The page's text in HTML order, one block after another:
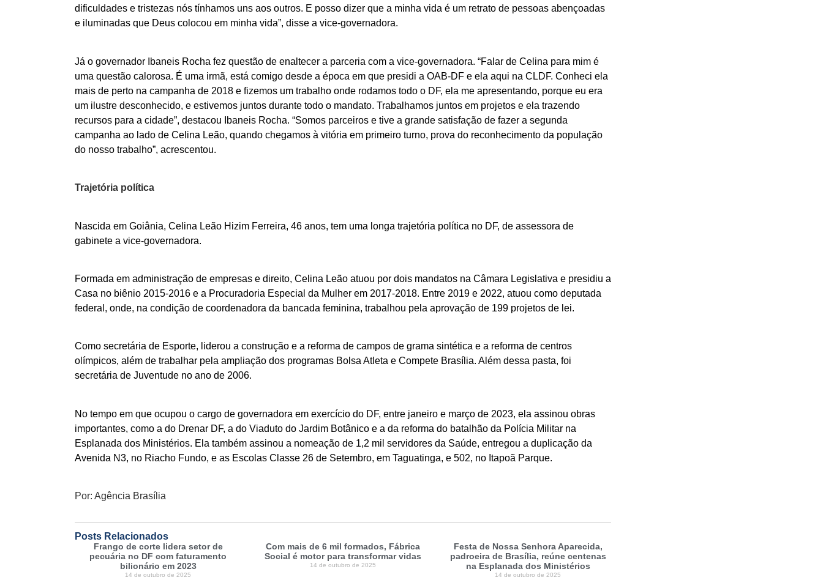
dificuldades e tristezas nós tínhamos uns aos outros. E posso dizer que a minha vida é um retrato de pessoas abençoadas
e iluminadas que Deus colocou em minha vida”, disse a vice-governadora.
Já o governador Ibaneis Rocha fez questão de enaltecer a parceria com a vice-governadora. “Falar de Celina para mim é
uma questão calorosa. É uma irmã, está comigo desde a época em que presidi a OAB-DF e ela aqui na CLDF. Conheci ela
mais de perto na campanha de 2018 e fizemos um trabalho onde rodamos todo o DF, ela me apresentando, porque eu era
um ilustre desconhecido, e estivemos juntos durante todo o mandato. Trabalhamos juntos em projetos e ela trazendo
recursos para a cidade”, destacou Ibaneis Rocha. “Somos parceiros e tive a grande satisfação de fazer a segunda
campanha ao lado de Celina Leão, quando chegamos à vitória em primeiro turno, prova do reconhecimento da população
do nosso trabalho”, acrescentou.
Trajetória política
Nascida em Goiânia, Celina Leão Hizim Ferreira, 46 anos, tem uma longa trajetória política no DF, de assessora de
gabinete a vice-governadora.
Formada em administração de empresas e direito, Celina Leão atuou por dois mandatos na Câmara Legislativa e presidiu a
Casa no biênio 2015-2016 e a Procuradoria Especial da Mulher em 2017-2018. Entre 2019 e 2022, atuou como deputada
federal, onde, na condição de coordenadora da bancada feminina, trabalhou pela aprovação de 199 projetos de lei.
Como secretária de Esporte, liderou a construção e a reforma de campos de grama sintética e a reforma de centros
olímpicos, além de trabalhar pela ampliação dos programas Bolsa Atleta e Compete Brasília. Além dessa pasta, foi
secretária de Juventude no ano de 2006.
No tempo em que ocupou o cargo de governadora em exercício do DF, entre janeiro e março de 2023, ela assinou obras
importantes, como a do Drenar DF, a do Viaduto do Jardim Botânico e a da reforma do batalhão da Polícia Militar na
Esplanada dos Ministérios. Ela também assinou a nomeação de 1,2 mil servidores da Saúde, entregou a duplicação da
Avenida N3, no Riacho Fundo, e as Escolas Classe 26 de Setembro, em Taguatinga, e 502, no Itapoã Parque.
Por: Agência Brasília
Posts Relacionados
Frango de corte lidera setor de
pecuária no DF com faturamento
bilionário em 2023
14 de outubro de 2025
Com mais de 6 mil formados, Fábrica
Social é motor para transformar vidas
14 de outubro de 2025
Festa de Nossa Senhora Aparecida,
padroeira de Brasília, reúne centenas
na Esplanada dos Ministérios
14 de outubro de 2025